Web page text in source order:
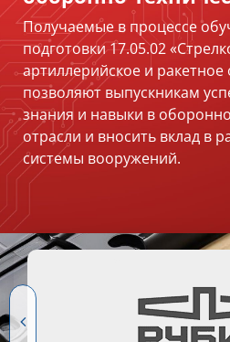
Получаемые в процессе
подготовки 17.05.02
артиллерийское и
позволяют выпускникам
знания и навыки в
отрасли и вносить вклад в
системы вооружений.